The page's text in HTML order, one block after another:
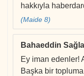
hakkıyla
(Maide 8)
Bahaeddin
Ey iman edenler!
Başka bir